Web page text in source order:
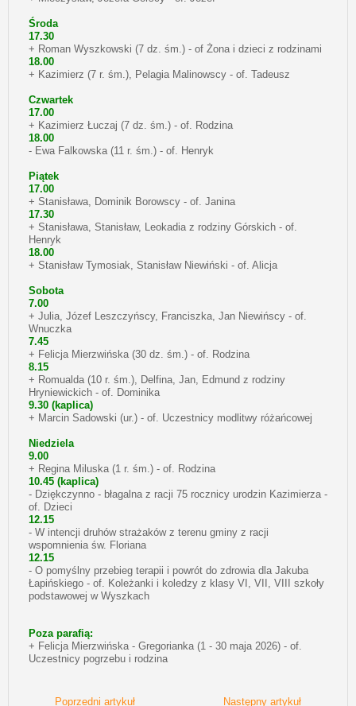
Środa
17.30
+ Roman Wyszkowski (7 dz. śm.) - of Żona i dzieci z rodzinami
18.00
+ Kazimierz (7 r. śm.), Pelagia Malinowscy - of. Tadeusz
Czwartek
17.00
+ Kazimierz Łuczaj (7 dz. śm.) - of. Rodzina
18.00
- Ewa Falkowska (11 r. śm.) - of. Henryk
Piątek
17.00
+ Stanisława, Dominik Borowscy - of. Janina
17.30
+ Stanisława, Stanisław, Leokadia z rodziny Górskich - of.
Henryk
18.00
+ Stanisław Tymosiak, Stanisław Niewiński - of. Alicja
Sobota
7.00
+ Julia, Józef Leszczyńscy, Franciszka, Jan Niewińscy - of.
Wnuczka
7.45
+ Felicja Mierzwińska (30 dz. śm.) - of. Rodzina
8.15
+ Romualda (10 r. śm.), Delfina, Jan, Edmund z rodziny
Hryniewickich - of. Dominika
9.30 (kaplica)
+ Marcin Sadowski (ur.) - of. Uczestnicy modlitwy różańcowej
Niedziela
9.00
+ Regina Miluska (1 r. śm.) - of. Rodzina
10.45 (kaplica)
- Dziękczynno - błagalna z racji 75 rocznicy urodzin Kazimierza -
of. Dzieci
12.15
- W intencji druhów strażaków z terenu gminy z racji
wspomnienia św. Floriana
12.15
- O pomyślny przebieg terapii i powrót do zdrowia dla Jakuba
Łapińskiego - of. Koleżanki i koledzy z klasy VI, VII, VIII szkoły
podstawowej w Wyszkach
Poza parafią:
+ Felicja Mierzwińska - Gregorianka (1 - 30 maja 2026) - of.
Uczestnicy pogrzebu i rodzina
Poprzedni artykuł Następny artykuł